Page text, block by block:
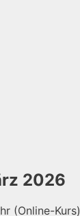
2026
(Online-Kurs)